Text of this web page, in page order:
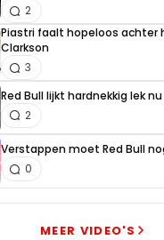
2
Piastri faalt hopeloos achter
Clarkson
3
Red Bull lijkt hardnekkig lek
2
Verstappen moet Red Bull
0
MEER VIDEO'S